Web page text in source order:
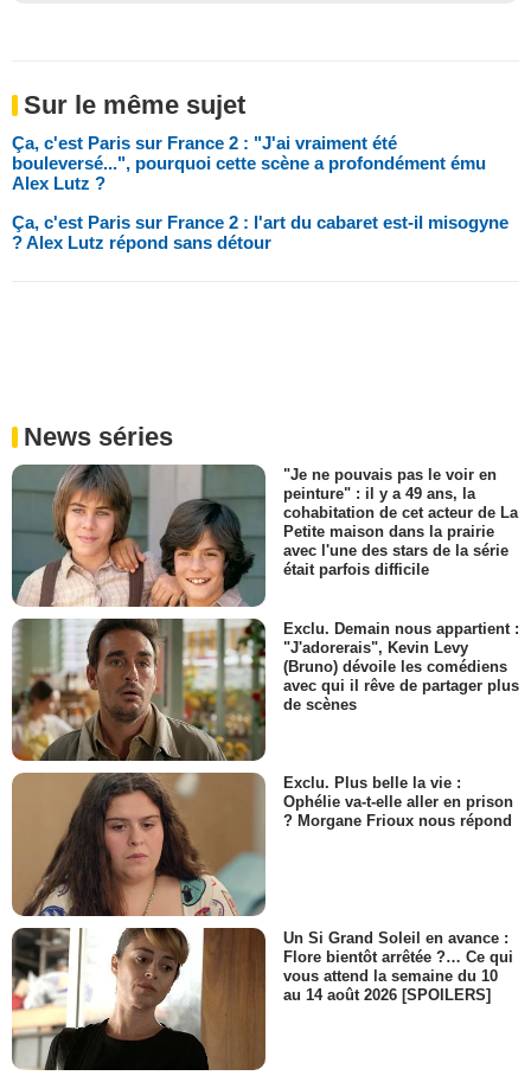
Sur le même sujet
Ça, c'est Paris sur France 2 : "J'ai vraiment été
bouleversé...", pourquoi cette scène a profondément ému
Alex Lutz ?
Ça, c'est Paris sur France 2 : l'art du cabaret est-il misogyne
? Alex Lutz répond sans détour
News séries
"Je ne pouvais pas le voir en
peinture" : il y a 49 ans, la
cohabitation de cet acteur de La
Petite maison dans la prairie
avec l'une des stars de la série
était parfois difficile
Exclu. Demain nous appartient :
"J'adorerais", Kevin Levy
(Bruno) dévoile les comédiens
avec qui il rêve de partager plus
de scènes
Exclu. Plus belle la vie :
Ophélie va-t-elle aller en prison
? Morgane Frioux nous répond
Un Si Grand Soleil en avance :
Flore bientôt arrêtée ?… Ce qui
vous attend la semaine du 10
au 14 août 2026 [SPOILERS]